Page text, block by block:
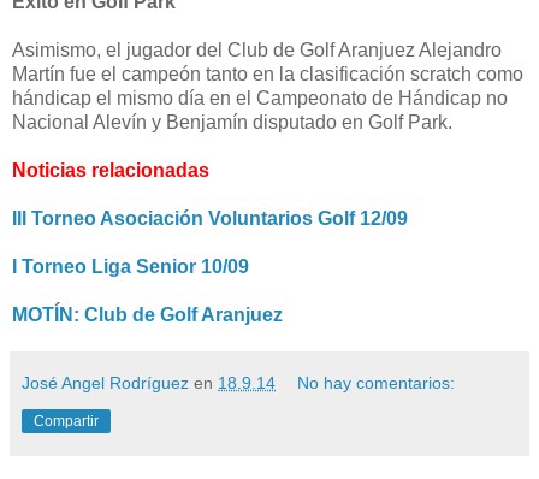
Asimismo, el jugador del Club de Golf Aranjuez Alejandro
Martín fue el campeón tanto en la clasificación scratch como
hándicap el mismo día en el Campeonato de Hándicap no
Nacional Alevín y Benjamín disputado en Golf Park.
Noticias relacionadas
III Torneo Asociación Voluntarios Golf 12/09
I Torneo Liga Senior 10/09
MOTÍN: Club de Golf Aranjuez
José Angel Rodríguez en 18.9.14 No hay comentarios:
Compartir